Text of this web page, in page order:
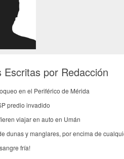
Escritas por Redacción
en el Periférico de Mérida
predio invadido
viajar en auto en Umán
dunas y manglares, por encima de
fría!